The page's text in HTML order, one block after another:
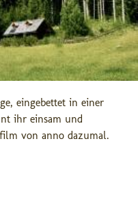
eingebettet in einer
ihr einsam und
von anno dazumal.